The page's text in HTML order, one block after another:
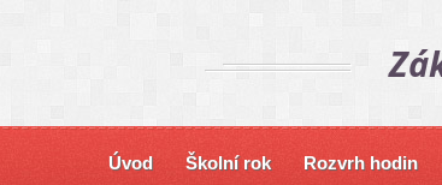
Úvod Školní rok Rozvrh hodin